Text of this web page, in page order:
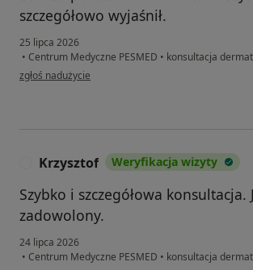
szczegółowo wyjaśnił.
25 lipca 2026
• Centrum Medyczne PESMED • konsultacja
w opinii użytkownika Basia
zgłoś nadużycie
Krzysztof Weryfikacja wizyty
Szybko i szczegółowa konsultacja.
zadowolony.
24 lipca 2026
• Centrum Medyczne PESMED • konsultacja